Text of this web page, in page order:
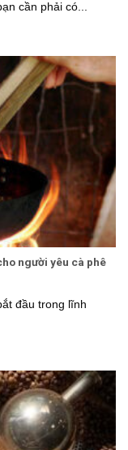
cần phải có...
người yêu cà phê
đầu trong lĩnh